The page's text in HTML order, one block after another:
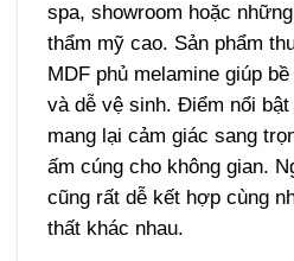
spa, showroom hoặc
thẩm mỹ cao. Sản phẩm
MDF phủ melamine giúp
và dễ vệ sinh.Điểm nổi bật
mang lại cảm giác sang
ấm cúng cho không gian.
cũng rất dễ kết hợp cùng
thất khác nhau.